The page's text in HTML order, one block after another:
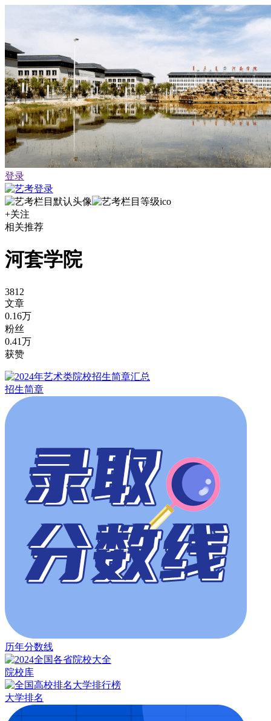
登录
+关注
相关推荐
河套学院
3812
文章
0.16万
粉丝
0.41万
获赞
招生简章
历年分数线
院校库
大学排名